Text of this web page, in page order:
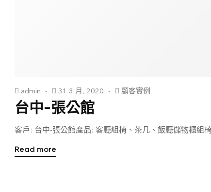
admin 31 3 月, 2020 顧客實例
台中-張公館
客戶: 台中-張公館產品: 客廳組椅、茶几、飯廳儲物櫃
Read more